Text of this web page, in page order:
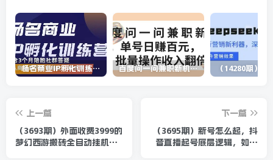
杨名商业IP孵化训练营，从商业到内容到转化一站式学 价值5980元 百度问一问兼职新机遇，单号日赚百元，批量操作收入翻倍
上一篇
（3693期）外面收费3999的
梦幻西游搬砖全自动挂机项
下一篇
（3695期）新号怎么起，抖
音直播起号底层逻辑，如何